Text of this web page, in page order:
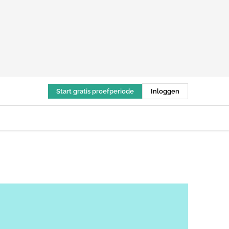
Start gratis proefperiode Inloggen